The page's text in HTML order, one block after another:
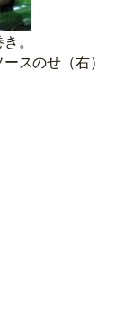
。
スのせ（右）